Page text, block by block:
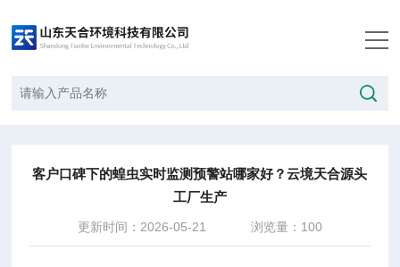
客户口碑下的蝗虫实时监测预警站哪家好？云境天合源头
工厂生产
更新时间：2026-05-21 浏览量：100